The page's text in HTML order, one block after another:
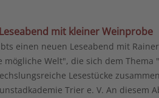
mit kleiner Weinprobe
einen neuen Leseabend mit
Welt", die sich dem
Lesestücke
Trier e. V. An diesem